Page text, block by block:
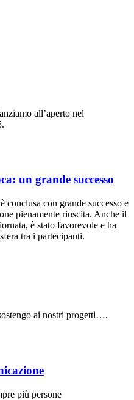
all’aperto nel
un grande successo
conclusa con grande successo e
pienamente riuscita. Anche il
è stato favorevole e ha
tra i partecipanti.
ai nostri progetti….
più persone